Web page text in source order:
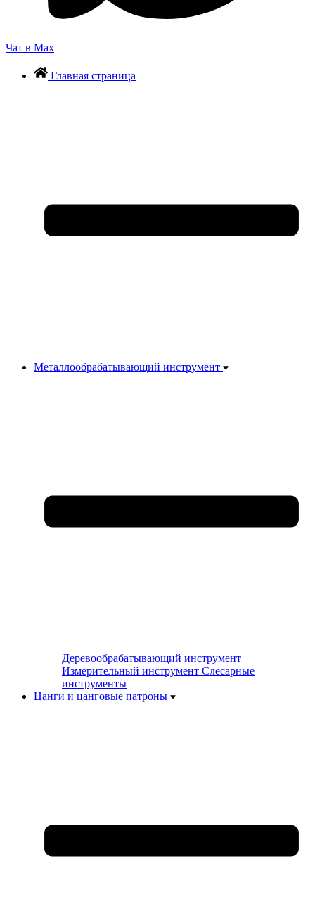
Чат в Max
Главная страница
Металлообрабатывающий инструмент
Деревообрабатывающий инструмент
Измерительный инструмент Слесарные
инструменты
Цанги и цанговые патроны